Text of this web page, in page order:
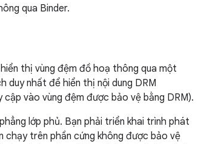
qua Binder.
thị vùng đệm đồ hoạ thông qua một
duy nhất để hiển thị nội dung DRM
vào vùng đệm được bảo vệ bằng DRM).
lớp phủ. Bạn phải triển khai trình phát
chạy trên phần cứng không được bảo vệ